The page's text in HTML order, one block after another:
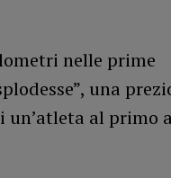
nelle prime
una
un’atleta al primo